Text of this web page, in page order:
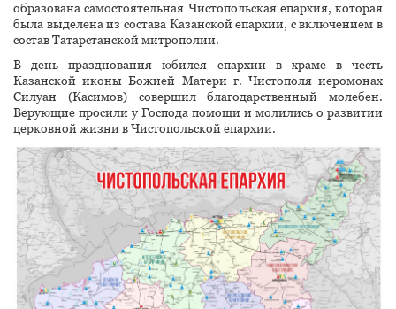
образована самостоятельная Чистопольская епархия, которая
была выделена из состава Казанской епархии, с включением в
состав Татарстанской митрополии.
В день празднования юбилея епархии в храме в честь
Казанской иконы Божией Матери г. Чистополя иеромонах
Силуан (Касимов) совершил благодарственный молебен.
Верующие просили у Господа помощи и молились о развитии
церковной жизни в Чистопольской епархии.